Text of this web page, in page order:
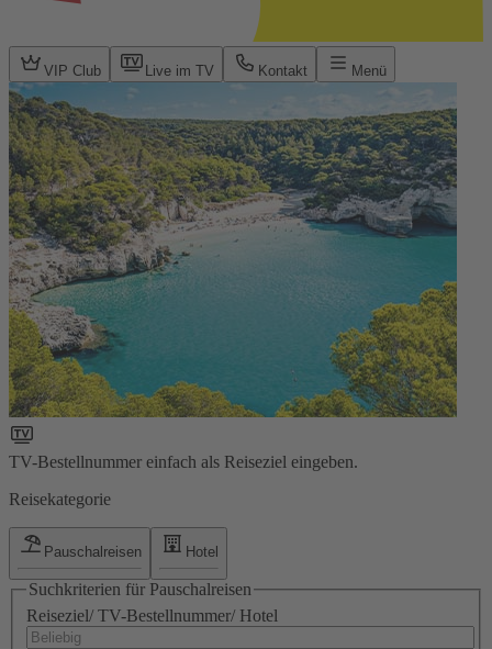
VIP Club Live im TV Kontakt Menü
TV-Bestellnummer einfach als Reiseziel eingeben.
Reisekategorie
Pauschalreisen Hotel
Suchkriterien für Pauschalreisen
Reiseziel/ TV-Bestellnummer/ Hotel